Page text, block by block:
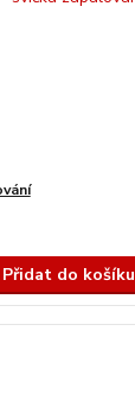
Přidat do košíku